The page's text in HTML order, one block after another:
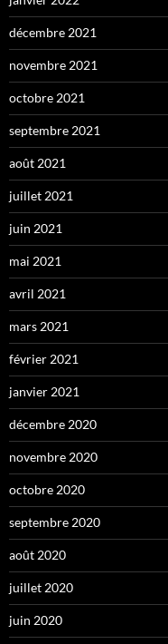
décembre 2021
novembre 2021
octobre 2021
septembre 2021
août 2021
juillet 2021
juin 2021
mai 2021
avril 2021
mars 2021
février 2021
janvier 2021
décembre 2020
novembre 2020
octobre 2020
septembre 2020
août 2020
juillet 2020
juin 2020